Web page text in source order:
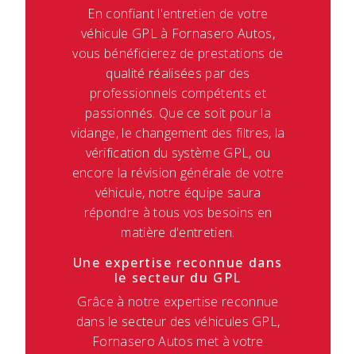
En confiant l'entretien de votre
véhicule GPL à Fornasero Autos,
vous bénéficierez de prestations de
qualité réalisées par des
professionnels compétents et
passionnés. Que ce soit pour la
vidange, le changement des filtres, la
vérification du système GPL, ou
encore la révision générale de votre
véhicule, notre équipe saura
répondre à tous vos besoins en
matière d'entretien.
Une expertise reconnue dans
le secteur du GPL
Grâce à notre expertise reconnue
dans le secteur des véhicules GPL,
Fornasero Autos met à votre